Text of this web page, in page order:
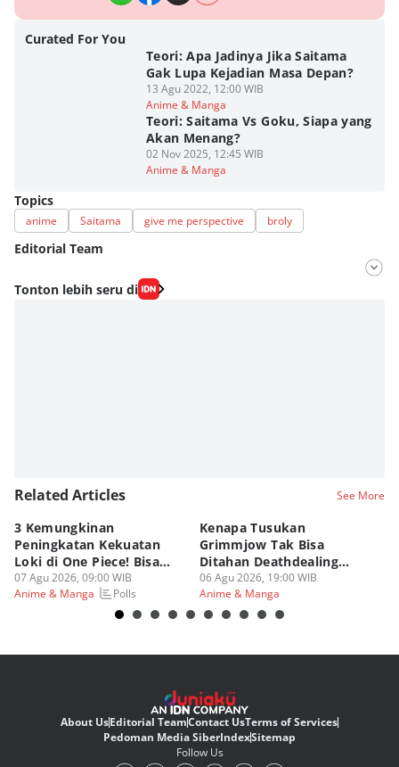
Curated For You
Teori: Apa Jadinya Jika Saitama
Gak Lupa Kejadian Masa Depan?
13 Agu 2022, 12:00 WIB
Anime & Manga
Teori: Saitama Vs Goku, Siapa yang
Akan Menang?
02 Nov 2025, 12:45 WIB
Anime & Manga
Topics
anime Saitama give me perspective broly
Editorial Team
Editor
Fahrul Razi Uni Nurullah
Tonton lebih seru di
Related Articles See More
3 Kemungkinan
Peningkatan Kekuatan
Loki di One Piece! Bisa
Lebih OP?
07 Agu 2026, 09:00 WIB
Anime & Manga
Polls
Kenapa Tusukan
Grimmjow Tak Bisa
Ditahan Deathdealing
Askin Bleach?
06 Agu 2026, 19:00 WIB
Anime & Manga
About UsEditorial TeamContact UsTerms of Services
Pedoman Media SiberIndexSitemap
Follow Us